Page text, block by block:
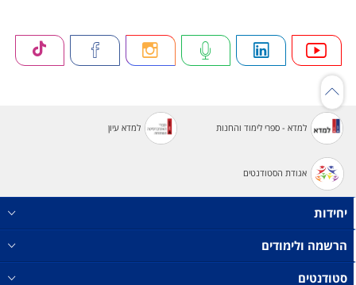
למדא - ספרי לימוד והחנות למדא עיון
אגודת הסטודנטים
יחידות
הרשמה ולימודים
סטודנטים